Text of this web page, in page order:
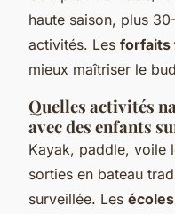
haute saison, plus
activités. Les forfaits
mieux maîtriser le
Quelles activités
avec des enfants
Kayak, paddle, voile
sorties en bateau
surveillée. Les